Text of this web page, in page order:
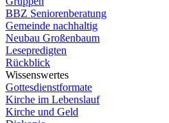
BBZ Seniorenberatung
Gemeinde nachhaltig
Neubau Großenbaum
Lesepredigten
Rückblick
Wissenswertes
Gottesdienstformate
Kirche im Lebenslauf
Kirche und Geld